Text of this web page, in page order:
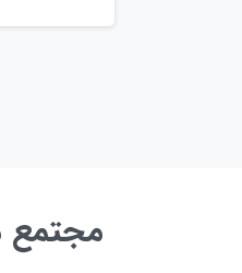
مجتمع